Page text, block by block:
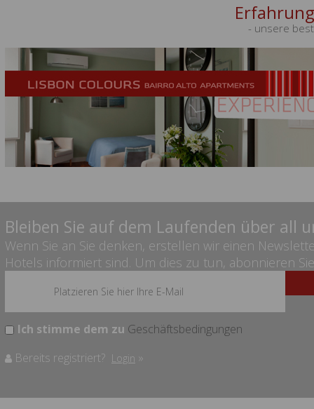
- unsere
Bleiben Sie auf dem Laufenden über all
Wenn Sie an Sie denken, erstellen wir einen
Hotels informiert sind. Um dies zu tun, abonnieren
Ich stimme dem zu Geschäftsbedingungen
Bereits registriert? Login »